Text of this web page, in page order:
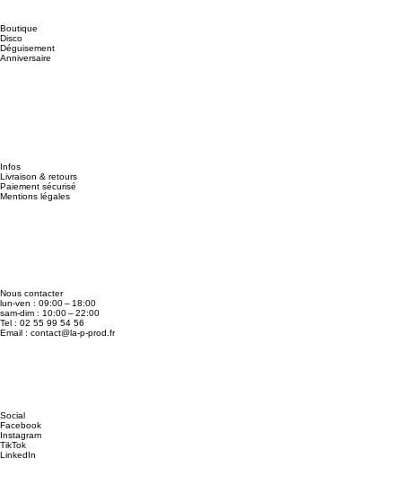
Boutique
Disco
Déguisement
Anniversaire
Social
Facebook
Instagram
TikTok
LinkedIn
Infos
Livraison & retours
Paiement sécurisé
Mentions légales
Nous contacter
lun-ven : 09:00 – 18:00
sam-dim : 10:00 – 22:00
Tel : 02 55 99 54 56
Email : contact@la-p-prod.fr